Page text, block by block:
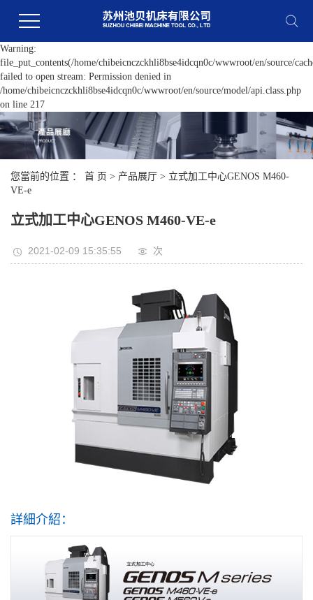
Warning:
file_put_contents(/home/chibeicnczckhli8bse4idcqn0c/wwwroot/en/source/
failed to open stream: Permission denied in
/home/chibeicnczckhli8bse4idcqn0c/wwwroot/en/source/model/api.class.php
on line 217
您當前的位置 ： 首 页 > 产品展厅 > 立式加工中心GENOS M460-
VE-e
立式加工中心GENOS M460-VE-e
2021-02-09 15:35:55 次
詳細介紹：